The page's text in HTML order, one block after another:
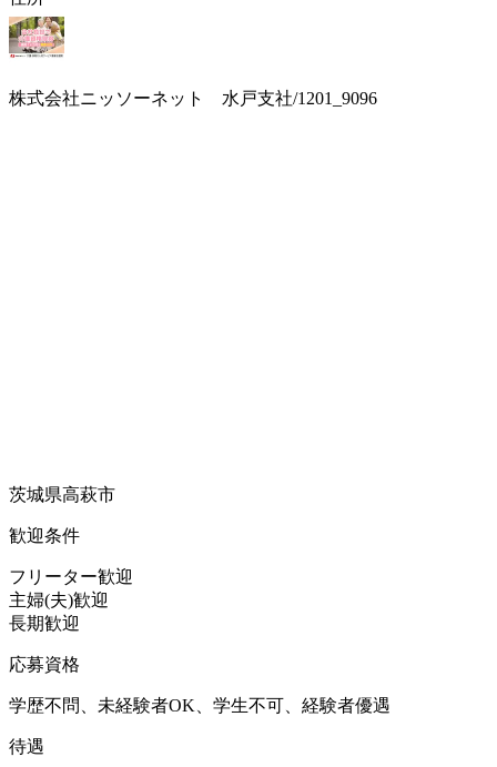
株式会社ニッソーネット 水戸支社/1201_9096
茨城県高萩市
歓迎条件
フリーター歓迎
主婦(夫)歓迎
長期歓迎
応募資格
学歴不問、未経験者OK、学生不可、経験者優遇
待遇